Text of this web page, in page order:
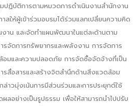
ฏิบัติการตามหมวดการดำเนินงานสำนักงาน
สให้ผู้เข้าร่วมอบรมได้ร่วมแลกเปลี่ยนความคิด
งาน และจัดทำแผนพัฒนาในแต่ละด้านตาม
จัดการทรัพยากรและพลังงาน การจัดการ
มและความปลอดภัย การจัดซื้อจัดจ้างที่เป็น
สื่อสารและสร้างจิตสำนึกด้านสิ่งแวดล้อม
าวมุ่งเน้นการมีส่วนร่วมและการประยุกต์ใช้
อย่างเป็นรูปธรรม เพื่อให้สามารถนำไปปรับ